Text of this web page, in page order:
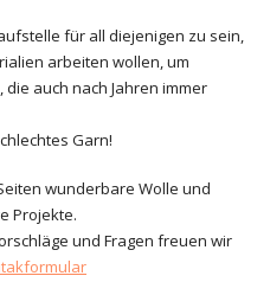
für all diejenigen zu sein,
arbeiten wollen, um
auch nach Jahren immer
Garn!
wunderbare Wolle und
Projekte.
und Fragen freuen wir